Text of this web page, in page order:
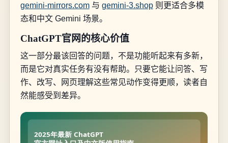
gemini-mirrors.com与 gemini-3.shop则更适合多模
态和中文 Gemini 场景。
ChatGPT官网的核心价值
这一部分最该回答的问题，不是功能听起来有多新，
而是它对真实任务有没有帮助。只要它能让问答、写
作、改写、网页理解这些常见动作变得更顺，读者自
然能感受到差异。